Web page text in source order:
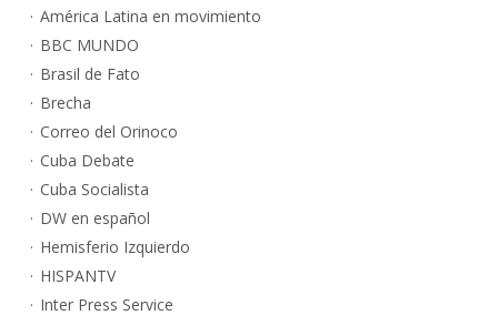
América Latina en movimiento
BBC MUNDO
Brasil de Fato
Brecha
Correo del Orinoco
Cuba Debate
Cuba Socialista
DW en español
Hemisferio Izquierdo
HISPANTV
Inter Press Service